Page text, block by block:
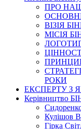
ПРО
ВІЗІЯ
МІСІЯ
РОКИ
ЕКСПЕРТУ З
Керівництво
Кулішов
Гірка